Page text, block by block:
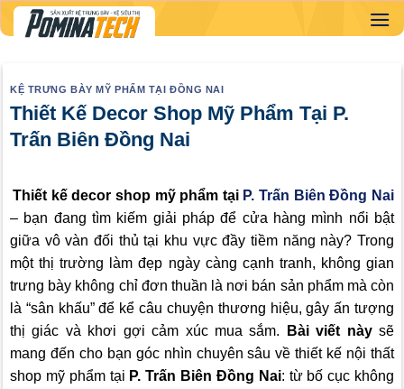
Skip
to
KỆ TRƯNG BÀY MỸ PHẨM TẠI ĐỒNG NAI
Thiết Kế Decor Shop Mỹ Phẩm Tại P.
Trấn Biên Đồng Nai
Thiết kế decor shop mỹ phẩm tại P. Trấn Biên Đồng Nai
– bạn đang tìm kiếm giải pháp để cửa hàng mình nổi bật
giữa vô vàn đối thủ tại khu vực đầy tiềm năng này? Trong
một thị trường làm đẹp ngày càng cạnh tranh, không gian
trưng bày không chỉ đơn thuần là nơi bán sản phẩm mà còn
là “sân khấu” để kể câu chuyện thương hiệu, gây ấn tượng
thị giác và khơi gợi cảm xúc mua sắm.
Bài viết nàysẽ
mang đến cho bạn góc nhìn chuyên sâu về thiết kế nội thất
shop mỹ phẩm tại P. Trấn Biên Đồng Nai: từ bố cục không